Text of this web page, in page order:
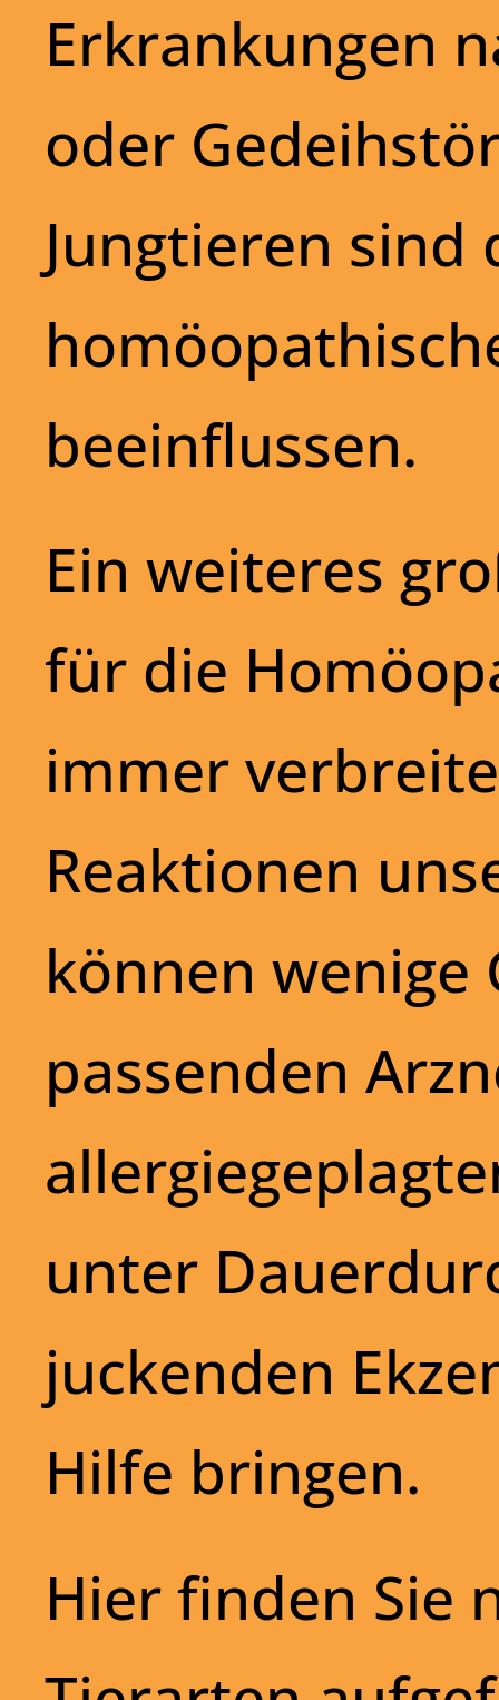
Erkrankungen
oder
Jungtieren sind
beeinflussen.
Ein weiteres
für die
immer
Reaktionen
können wenige
passenden
unter
juckenden
Hilfe bringen.
Hier finden Sie